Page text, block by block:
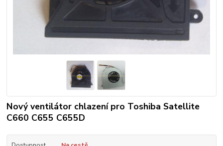
Nový ventilátor chlazení pro Toshiba Satellite
C660 C655 C655D